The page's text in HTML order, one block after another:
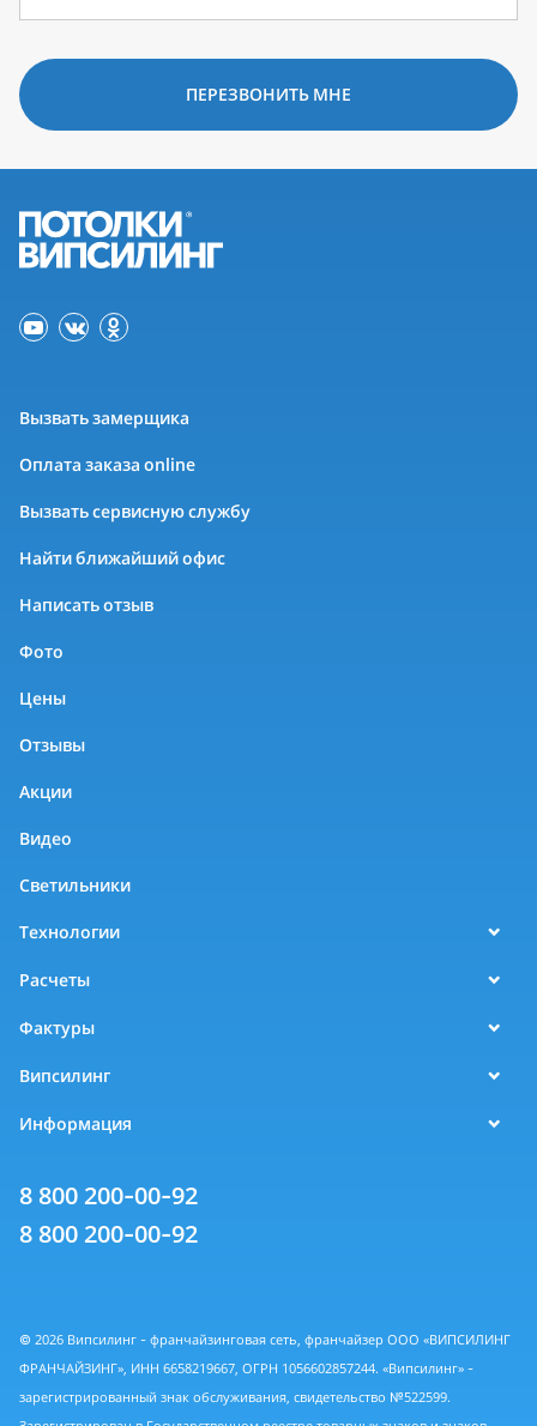
ПЕРЕЗВОНИТЬ МНЕ
Вызвать замерщика
Оплата заказа online
Вызвать сервисную службу
Найти ближайший офис
Написать отзыв
Фото
Цены
Отзывы
Акции
Видео
Светильники
Технологии
Расчеты
Фактуры
Випсилинг
Информация
8 800 200-00-92
8 800 200-00-92
© 2026 Випсилинг - франчайзинговая сеть, франчайзер ООО «ВИПСИЛИНГ
ФРАНЧАЙЗИНГ», ИНН 6658219667, ОГРН 1056602857244. «Випсилинг» -
зарегистрированный знак обслуживания, свидетельство №522599.